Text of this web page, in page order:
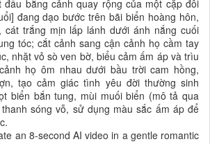
đầu bằng cảnh quay rộng của một cặp đôi
đang dạo bước trên bãi biển hoàng hôn,
cát trắng mịn lấp lánh dưới ánh nắng cuối
tóc; cắt cảnh sang cận cảnh họ cầm tay
nhặt vỏ sò ven bờ, biểu cảm ấm áp và trìu
họ ôm nhau dưới bầu trời cam hồng,
tạo cảm giác tình yêu đời thường sinh
biển bắn tung, mùi muối biển (mô tả qua
sóng vỗ, sử dụng màu sắc ấm áp để
an 8-second AI video in a gentle romantic